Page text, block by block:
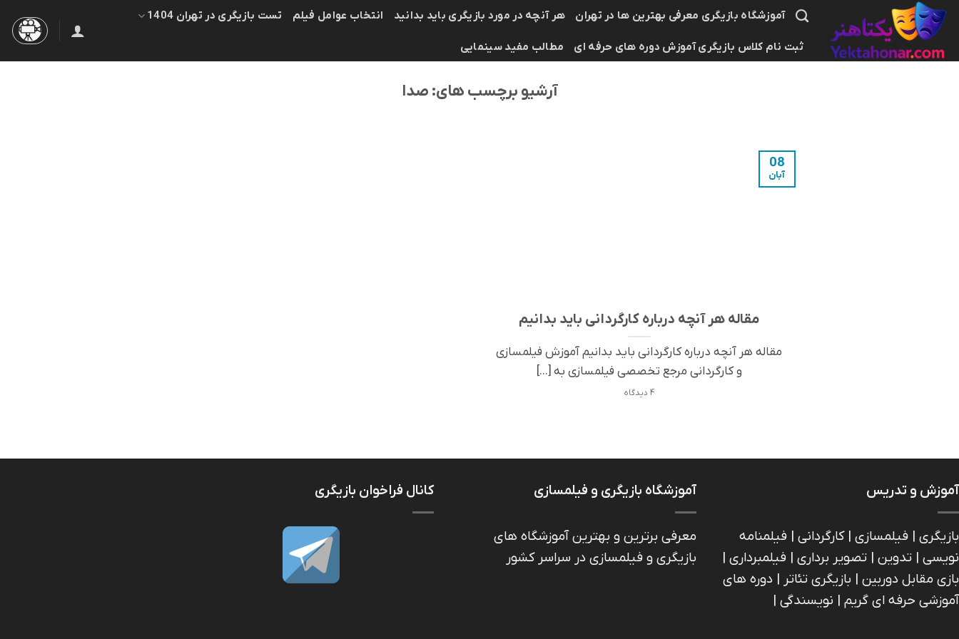
Skip
content
آموزشگاه بازیگری معرفی بهترین ها در تهران هر آنچه در مورد بازیگری باید بدانید انتخاب عوامل فیلم تست بازیگری در تهران 1404
ثبت نام کلاس بازیگری آموزش دوره های حرفه ای مطالب مفید سینمایی
آرشیو برچسب های: صدا
مقاله هر آنچه درباره کارگردانی باید بدانیم
مقاله هر آنچه درباره کارگردانی باید بدانیم آموزش فیلمسازی
و کارگردانی مرجع تخصصی فیلمسازی به [...]
4 دیدگاه
08
آبان
آموزش و تدریس
بازیگری | فیلمسازی | کارگردانی | فیلمنامه
نویسی | تدوین | تصویر برداری | فیلمبرداری |
بازی مقابل دوربین | بازیگري تئاتر | دوره های
آموزشی حرفه ای گریم | نویسندگی |
آموزشگاه بازیگری و فیلمسازی
معرفی برترین و بهترین آموزشگاه های
بازیگری و فیلمسازی در سراسر کشور
کانال فراخوان بازیگری